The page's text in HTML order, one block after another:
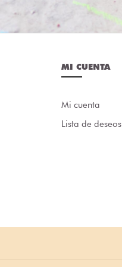
MI CUENTA
Mi cuenta
Lista de deseos